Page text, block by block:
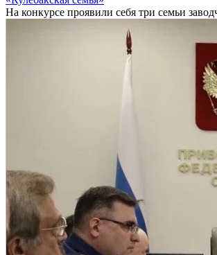
На конкурсе проявили себя три семьи